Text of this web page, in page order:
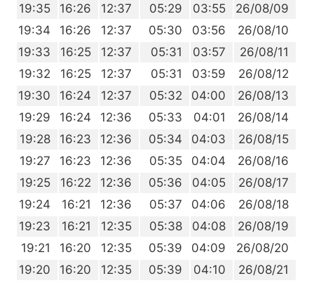
26/08/09
03:55
05:29
12:37
16:26
19:35
26/08/10
03:56
05:30
12:37
16:26
19:34
26/08/11
03:57
05:31
12:37
16:25
19:33
26/08/12
03:59
05:31
12:37
16:25
19:32
26/08/13
04:00
05:32
12:37
16:24
19:30
26/08/14
04:01
05:33
12:36
16:24
19:29
26/08/15
04:03
05:34
12:36
16:23
19:28
26/08/16
04:04
05:35
12:36
16:23
19:27
26/08/17
04:05
05:36
12:36
16:22
19:25
26/08/18
04:06
05:37
12:36
16:21
19:24
26/08/19
04:08
05:38
12:35
16:21
19:23
26/08/20
04:09
05:39
12:35
16:20
19:21
26/08/21
04:10
05:39
12:35
16:20
19:20